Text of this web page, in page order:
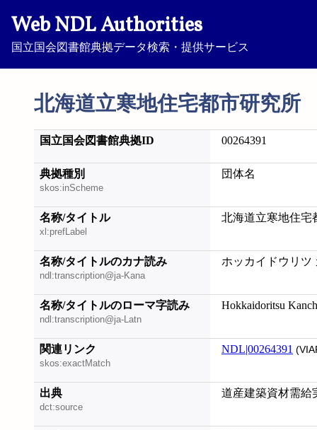
Web NDL Authorities
国立国会図書館典拠データ検索・提供サービス
北海道立寒地住宅都市研究所
国立国会図書館典拠ID 00264391
典拠種別
skos:inScheme
団体名
名称/タイトル
xl:prefLabel
北海道立寒地住宅
名称/タイトルのカナ読み
ndl:transcription@ja-Kana
ホッカイドウリツ
名称/タイトルのローマ字読み
ndl:transcription@ja-Latn
Hokkaidoritsu
関連リンク
skos:exactMatch
NDL|00264391
出典
dct:source
道産建築資材需給